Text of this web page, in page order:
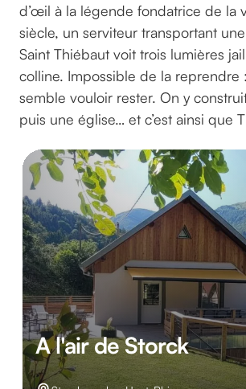
d’œil à la légende fondatrice de la
siècle, un serviteur transportant
Saint Thiébaut voit trois lumières
colline. Impossible de la reprendre
semble vouloir rester. On y
puis une église… et c’est ainsi que
A l'air de Storck